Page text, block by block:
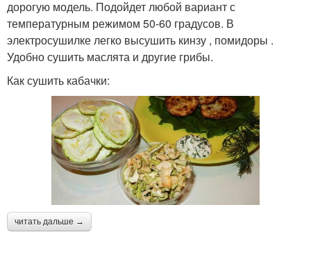
дорогую модель. Подойдет любой вариант с
температурным режимом 50-60 градусов. В
электросушилке легко высушить кинзу , помидоры .
Удобно сушить маслята и другие грибы.
Как сушить кабачки:
читать дальше →